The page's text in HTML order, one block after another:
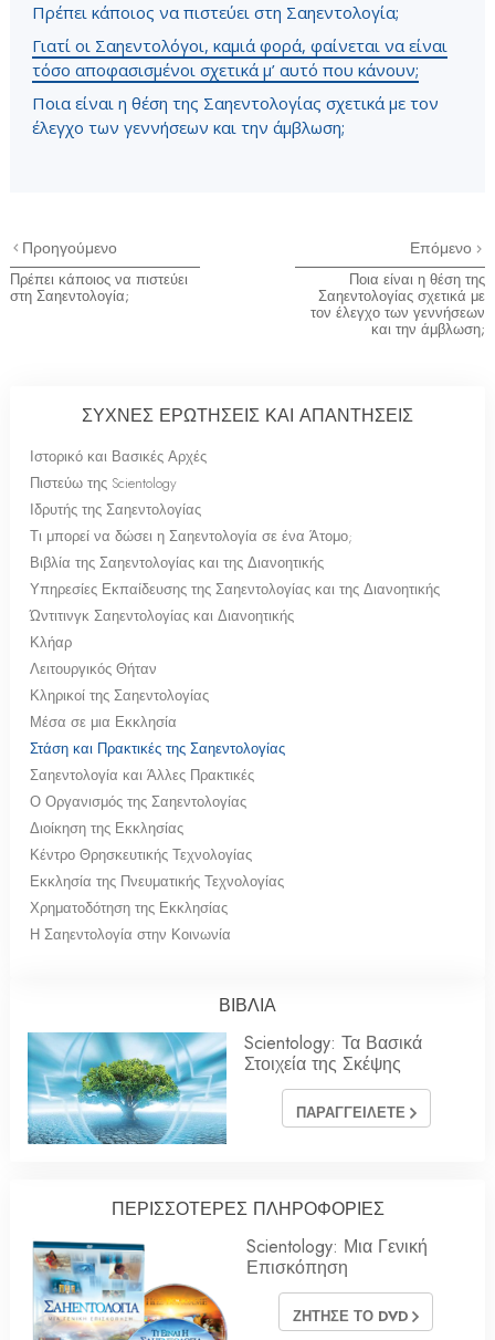
Πρέπει κάποιος να πιστεύει στη Σαηεντολογία;
Γιατί οι Σαηεντολόγοι, καμιά φορά, φαίνεται να είναι
τόσο αποφασισμένοι σχετικά μ’ αυτό που κάνουν;
Ποια είναι η θέση της Σαηεντολογίας σχετικά με τον
έλεγχο των γεννήσεων και την άμβλωση;
Προηγούμενο
Πρέπει κάποιος να πιστεύει
στη Σαηεντολογία;
Επόμενο
Ποια είναι η θέση της
Σαηεντολογίας σχετικά με
τον έλεγχο των γεννήσεων
και την άμβλωση;
ΣΥΧΝΕΣ ΕΡΩΤΗΣΕΙΣ ΚΑΙ ΑΠΑΝΤΗΣΕΙΣ
Ιστορικό και Βασικές Αρχές
Πιστεύω της Scientology
Ιδρυτής της Σαηεντολογίας
Τι μπορεί να δώσει η Σαηεντολογία σε ένα Άτομο;
Βιβλία της Σαηεντολογίας και της Διανοητικής
Υπηρεσίες Εκπαίδευσης της Σαηεντολογίας και της Διανοητικής
Ώντιτινγκ Σαηεντολογίας και Διανοητικής
Κλήαρ
Λειτουργικός Θήταν
Κληρικοί της Σαηεντολογίας
Μέσα σε μια Εκκλησία
Στάση και Πρακτικές της Σαηεντολογίας
Σαηεντολογία και Άλλες Πρακτικές
Ο Οργανισμός της Σαηεντολογίας
Διοίκηση της Εκκλησίας
Κέντρο Θρησκευτικής Τεχνολογίας
Εκκλησία της Πνευματικής Τεχνολογίας
Χρηματοδότηση της Εκκλησίας
Η Σαηεντολογία στην Κοινωνία
ΒΙΒΛΙΑ
Scientology: Τα Βασικά
Στοιχεία της Σκέψης
ΠΑΡΑΓΓΕΙΛΕΤΕ
ΠΕΡΙΣΣΟΤΕΡΕΣ ΠΛΗΡΟΦΟΡΙΕΣ
Scientology: Μια Γενική
Επισκόπηση
ΖΗΤΗΣΕ ΤΟ DVD